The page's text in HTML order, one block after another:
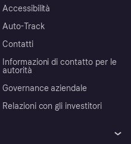
Accessibilità
Auto-Track
Contatti
Informazioni di contatto per le
autorità
Governance aziendale
Relazioni con gli investitori